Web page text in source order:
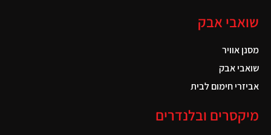
שואבי אבק
מסנן אוויר
שואבי אבק
אביזרי חימום לבית
מיקסרים ובלנדרים